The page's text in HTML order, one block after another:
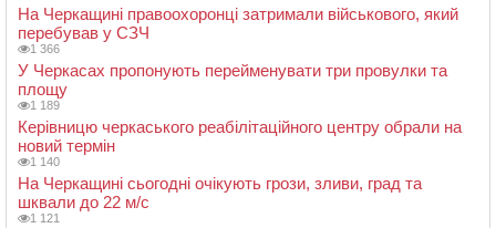
На Черкащині правоохоронці затримали військового, який
перебував у СЗЧ
1 366
У Черкасах пропонують перейменувати три провулки та
площу
1 189
Керівницю черкаського реабілітаційного центру обрали на
новий термін
1 140
На Черкащині сьогодні очікують грози, зливи, град та
шквали до 22 м/с
1 121